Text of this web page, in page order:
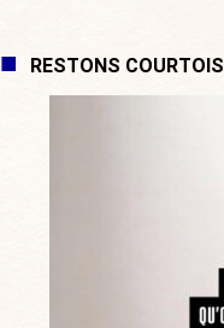
RESTONS COURTOIS